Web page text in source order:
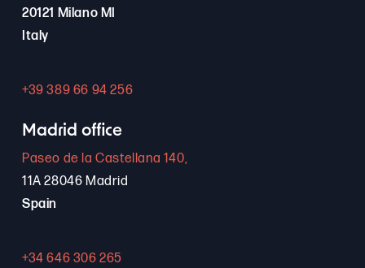
20121 Milano MI
Italy
+39 389 66 94 256
Madrid office
Paseo de la Castellana 140,
11A 28046 Madrid
Spain
+34 646 306 265